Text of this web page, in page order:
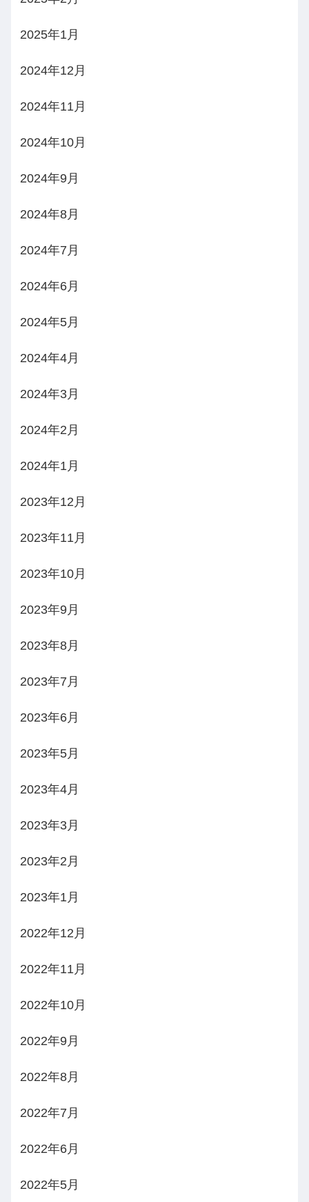
2025年1月
2024年12月
2024年11月
2024年10月
2024年9月
2024年8月
2024年7月
2024年6月
2024年5月
2024年4月
2024年3月
2024年2月
2024年1月
2023年12月
2023年11月
2023年10月
2023年9月
2023年8月
2023年7月
2023年6月
2023年5月
2023年4月
2023年3月
2023年2月
2023年1月
2022年12月
2022年11月
2022年10月
2022年9月
2022年8月
2022年7月
2022年6月
2022年5月